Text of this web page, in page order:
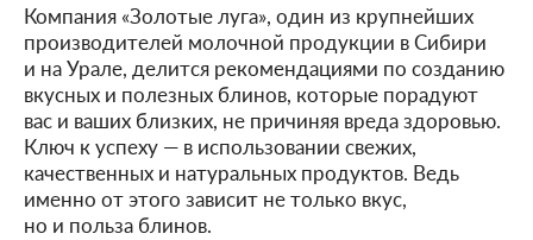
Компания «Золотые луга», один из крупнейших
производителей молочной продукции в Сибири
и на Урале, делится рекомендациями по созданию
вкусных и полезных блинов, которые порадуют
вас и ваших близких, не причиняя вреда здоровью.
Ключ к успеху — в использовании свежих,
качественных и натуральных продуктов. Ведь
именно от этого зависит не только вкус,
но и польза блинов.